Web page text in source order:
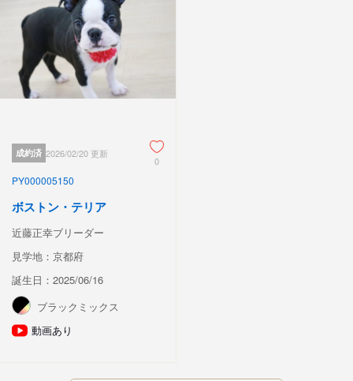
成約済 2026/02/20 更新
0
PY000005150
ボストン・テリア
近藤正幸ブリーダー
見学地：京都府
誕生日：2025/06/16
ブラックミックス
動画あり